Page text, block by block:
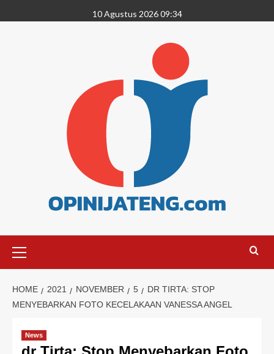
10 Agustus 2026 09:34
HOME 2021 NOVEMBER 5
DR TIRTA: STOP
MENYEBARKAN FOTO KECELAKAAN VANESSA ANGEL
News